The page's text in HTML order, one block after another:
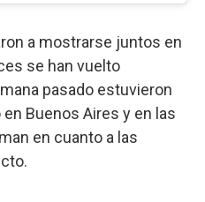
a mostrarse juntos en
se han vuelto
pasado estuvieron
Buenos Aires y en las
en cuanto a las